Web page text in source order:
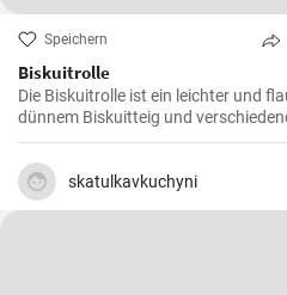
Speichern
Biskuitrolle
Die Biskuitrolle ist ein leichter und
dünnem Biskuitteig und
skatulkavkuchyni